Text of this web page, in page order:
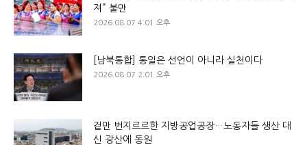
져” 불만
2026.08.07 4:01 오후
[남북통합] 통일은 선언이 아니라 실천이다
2026.08.07 2:01 오후
겉만 번지르르한 지방공업공장…노동자들 생산 대
신 광산에 동원